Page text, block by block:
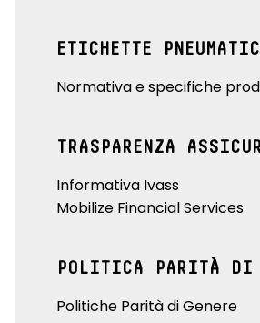
ETICHETTE
Normativa e specifiche
TRASPARENZA
Informativa Ivass
Mobilize Financial Services
POLITICA PARITÀ DI
Politiche Parità di Genere